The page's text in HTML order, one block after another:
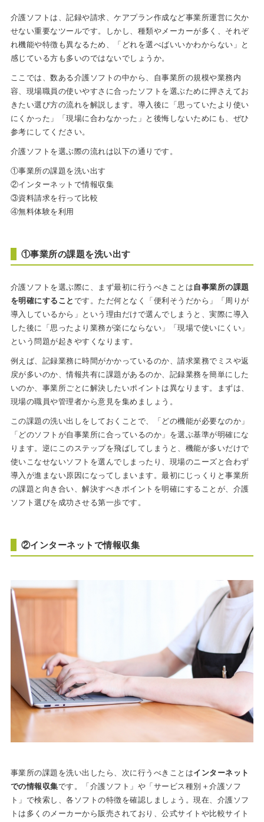
介護ソフトは、記録や請求、ケアプラン作成など事業所運営に欠か
せない重要なツールです。しかし、種類やメーカーが多く、それぞ
れ機能や特徴も異なるため、「どれを選べばいいかわからない」と
感じている方も多いのではないでしょうか。
ここでは、数ある介護ソフトの中から、自事業所の規模や業務内
容、現場職員の使いやすさに合ったソフトを選ぶために押さえてお
きたい選び方の流れを解説します。導入後に「思っていたより使い
にくかった」「現場に合わなかった」と後悔しないためにも、ぜひ
参考にしてください。
介護ソフトを選ぶ際の流れは以下の通りです。
①事業所の課題を洗い出す
②インターネットで情報収集
③資料請求を行って比較
④無料体験を利用
①事業所の課題を洗い出す
介護ソフトを選ぶ際に、まず最初に行うべきことは自事業所の課題
を明確にすること です。ただ何となく「便利そうだから」「周りが
導入しているから」という理由だけで選んでしまうと、実際に導入
した後に「思ったより業務が楽にならない」「現場で使いにくい」
という問題が起きやすくなります。
例えば、記録業務に時間がかかっているのか、請求業務でミスや返
戻が多いのか、情報共有に課題があるのか、記録業務を簡単にした
いのか、事業所ごとに解決したいポイントは異なります。まずは、
現場の職員や管理者から意見を集めましょう。
この課題の洗い出しをしておくことで、「どの機能が必要なのか」
「どのソフトが自事業所に合っているのか」を選ぶ基準が明確にな
ります。逆にこのステップを飛ばしてしまうと、機能が多いだけで
使いこなせないソフトを選んでしまったり、現場のニーズと合わず
導入が進まない原因になってしまいます。最初にじっくりと事業所
の課題と向き合い、解決すべきポイントを明確にすることが、介護
ソフト選びを成功させる第一歩です。
②インターネットで情報収集
事業所の課題を洗い出したら、次に行うべきことはインターネット
での情報収集です。「介護ソフト」や「サービス種別＋介護ソフ
ト」で検索し、各ソフトの特徴を確認しましょう。現在、介護ソフ
トは多くのメーカーから販売されており、公式サイトや比較サイト